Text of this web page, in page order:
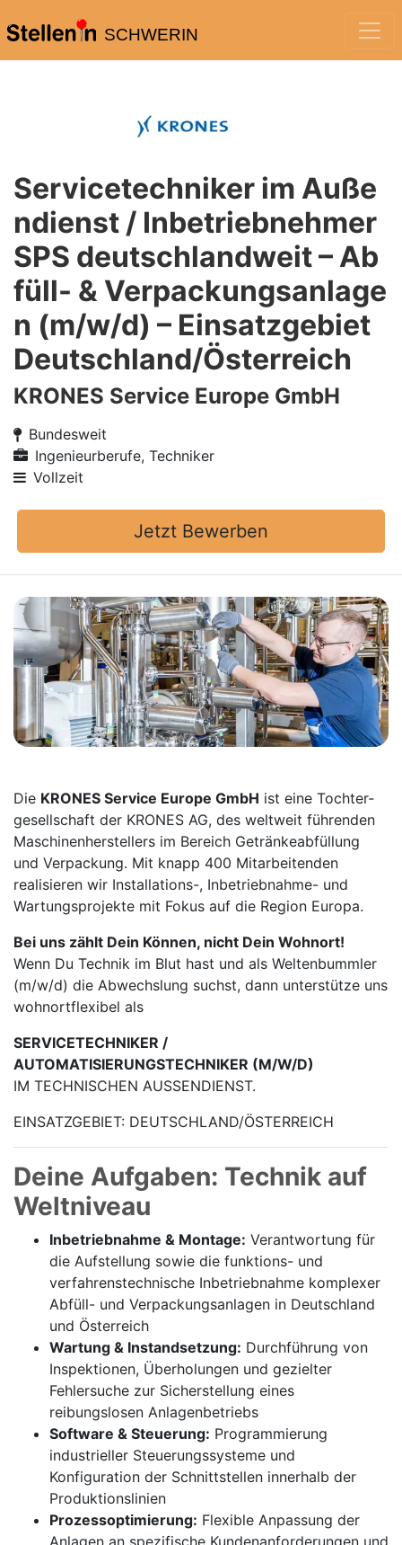
SCHWERIN
Servicetechniker im Auße
ndienst / Inbetriebnehmer
SPS deutschlandweit – Ab
füll- & Verpackungsanlage
n (m/w/d) – Einsatzgebiet
Deutschland/Österreich
KRONES Service Europe GmbH
Bundesweit
Ingenieurberufe, Techniker
Vollzeit
Jetzt Bewerben
Die KRONES Service Europe GmbH ist eine Tochter­
gesellschaft der KRONES AG, des weltweit führenden
Maschinen­herstellers im Bereich Getränke­abfüllung
und Verpackung. Mit knapp 400 Mitarbei­tenden
realisieren wir Installations-, Inbetrieb­nahme- und
Wartungs­projekte mit Fokus auf die Region Europa.
Bei uns zählt Dein Können, nicht Dein Wohnort!
Wenn Du Technik im Blut hast und als Weltenbummler
(m/w/d) die Abwechslung suchst, dann unterstütze uns
wohnortflexibel als
SERVICETECHNIKER /
AUTOMATISIERUNGSTECHNIKER (M/W/D)
IM TECHNISCHEN AUSSENDIENST.
EINSATZGEBIET: DEUTSCHLAND/ÖSTERREICH
Deine Aufgaben: Technik auf
Weltniveau
Inbetriebnahme & Montage: Verantwortung für
die Aufstellung sowie die funktions- und
verfahrenstechnische Inbetriebnahme komplexer
Abfüll- und Verpackungsanlagen in Deutschland
und Österreich
Wartung & Instandsetzung: Durchführung von
Inspektionen, Überholungen und gezielter
Fehlersuche zur Sicherstellung eines
reibungslosen Anlagenbetriebs
Software & Steuerung: Programmierung
industrieller Steuerungssysteme und
Konfiguration der Schnittstellen innerhalb der
Produktionslinien
Prozessoptimierung: Flexible Anpassung der